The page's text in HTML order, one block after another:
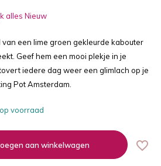
alles Nieuw
een lime groen gekleurde kabouter
Geef hem een mooi plekje in je
iedere dag weer een glimlach op je
Pot Amsterdam.
voorraad
aan winkelwagen